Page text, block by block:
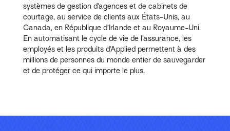
systèmes de gestion d’agences et de cabinets de
courtage, au service de clients aux États-Unis, au
Canada, en République d’Irlande et au Royaume-Uni.
En automatisant le cycle de vie de l’assurance, les
employés et les produits d’Applied permettent à des
millions de personnes du monde entier de sauvegarder
et de protéger ce qui importe le plus.